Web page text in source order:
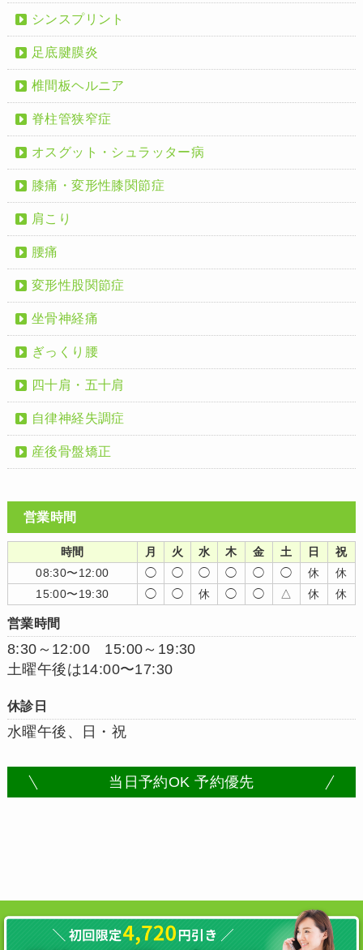
シンスプリント
足底腱膜炎
椎間板ヘルニア
脊柱管狭窄症
オスグット・シュラッター病
膝痛・変形性膝関節症
肩こり
腰痛
変形性股関節症
坐骨神経痛
ぎっくり腰
四十肩・五十肩
自律神経失調症
産後骨盤矯正
営業時間
時間 月 火 水 木 金 土 日
祝
08:30〜12:00
◯ ◯ ◯ ◯ ◯ ◯ 休
休
15:00〜19:30
◯ ◯ 休 ◯ ◯ △ 休 休
営業時間
8:30～12:00 15:00～19:30
土曜午後は14:00〜17:30
休診日
水曜午後、日・祝
当日予約OK 予約優先